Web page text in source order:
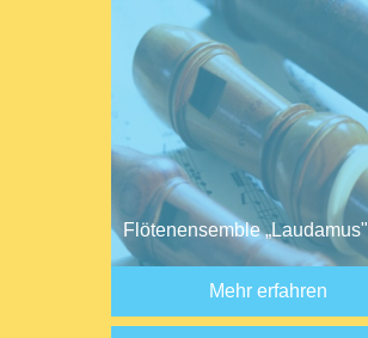
Flötenensemble „Laudamus"
Mehr erfahren